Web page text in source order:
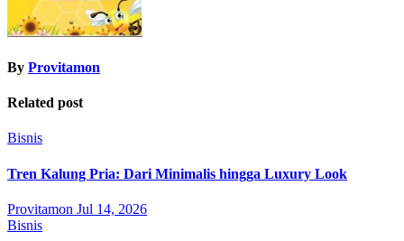
By Provitamon
Related post
Bisnis
Tren Kalung Pria: Dari Minimalis hingga Luxury Look
Provitamon Jul 14, 2026
Bisnis